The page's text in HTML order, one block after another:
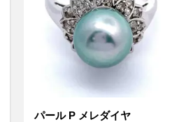
パール P メレダイヤ